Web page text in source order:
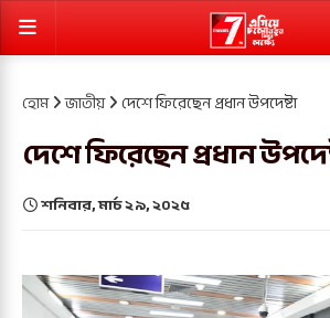
হোম জাতীয় দেশে ফিরেছেন প্রধান উপদেষ্টা
দেশে ফিরেছেন প্রধান
শনিবার, মার্চ ২৯, ২০২৫